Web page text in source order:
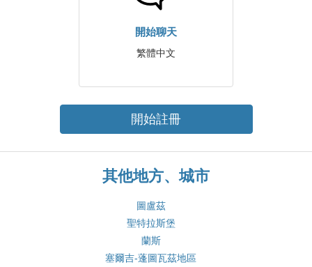
開始聊天
繁體中文
開始註冊
其他地方、城市
圖盧茲
聖特拉斯堡
蘭斯
塞爾吉-蓬圖瓦茲地區